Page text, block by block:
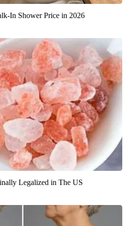
In Shower Price in 2026
Legalized in The US